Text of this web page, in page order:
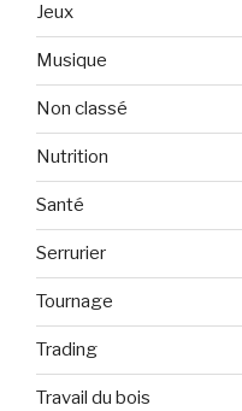
Jeux
Musique
Non classé
Nutrition
Santé
Serrurier
Tournage
Trading
Travail du bois